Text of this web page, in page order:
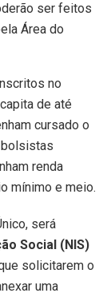
ser feitos
Área do
no
de até
cursado o
bolsistas
renda
mínimo e meio.
será
Social (NIS)
solicitarem o
uma